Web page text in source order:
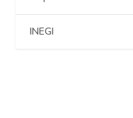
INEGI